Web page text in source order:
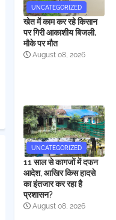
UNCATEGORIZED
खेत में काम कर रहे किसान
पर गिरी आकाशीय बिजली,
मौके पर मौत
August 08, 2026
UNCATEGORIZED
11 साल से कागजों में दफन
आदेश, आखिर किस हादसे
का इंतजार कर रहा है
प्रशासन?
August 08, 2026